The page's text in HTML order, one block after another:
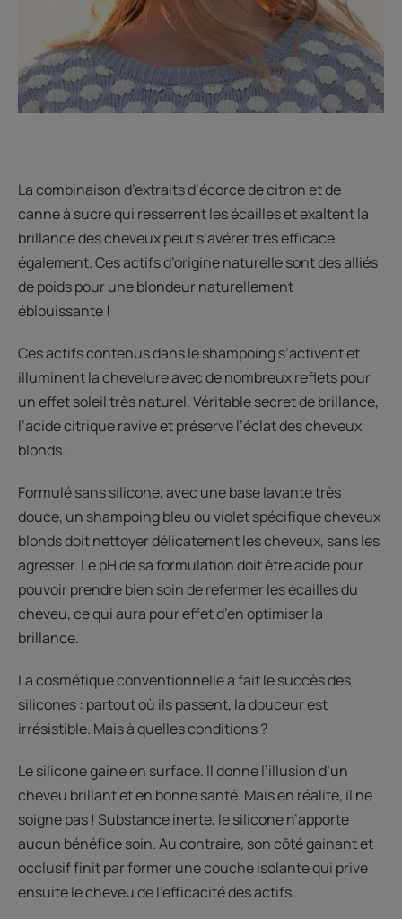
La combinaison d’extraits d’écorce de citron et de
canne à sucre qui resserrent les écailles et exaltent la
brillance des cheveux peut s’avérer très efficace
également. Ces actifs d’origine naturelle sont des alliés
de poids pour une blondeur naturellement
éblouissante !
Ces actifs contenus dans le shampoing s’activent et
illuminent la chevelure avec de nombreux reflets pour
un effet soleil très naturel. Véritable secret de brillance,
l’acide citrique ravive et préserve l’éclat des cheveux
blonds.
Formulé sans silicone, avec une base lavante très
douce, un shampoing bleu ou violet spécifique cheveux
blonds doit nettoyer délicatement les cheveux, sans les
agresser. Le pH de sa formulation doit être acide pour
pouvoir prendre bien soin de refermer les écailles du
cheveu, ce qui aura pour effet d’en optimiser la
brillance.
La cosmétique conventionnelle a fait le succès des
silicones : partout où ils passent, la douceur est
irrésistible. Mais à quelles conditions ?
Le silicone gaine en surface. Il donne l’illusion d’un
cheveu brillant et en bonne santé. Mais en réalité, il ne
soigne pas ! Substance inerte, le silicone n’apporte
aucun bénéfice soin. Au contraire, son côté gainant et
occlusif finit par former une couche isolante qui prive
ensuite le cheveu de l’efficacité des actifs.